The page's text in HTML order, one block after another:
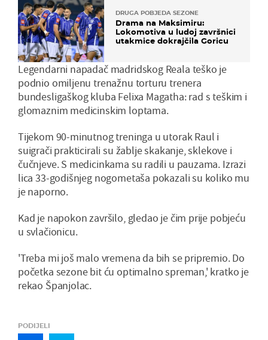
DRUGA POBJEDA SEZONE
Drama na Maksimiru:
Lokomotiva u ludoj završnici
utakmice dokrajčila Goricu
Legendarni napadač madridskog Reala teško je
podnio omiljenu trenažnu torturu trenera
bundesligaškog kluba Felixa Magatha: rad s teškim i
glomaznim medicinskim loptama.
Tijekom 90-minutnog treninga u utorak Raul i
suigrači prakticirali su žablje skakanje, sklekove i
čučnjeve. S medicinkama su radili u pauzama. Izrazi
lica 33-godišnjeg nogometaša pokazali su koliko mu
je naporno.
Kad je napokon završilo, gledao je čim prije pobjeću
u svlačionicu.
'Treba mi još malo vremena da bih se pripremio. Do
početka sezone bit ću optimalno spreman,' kratko je
rekao Španjolac.
PODIJELI